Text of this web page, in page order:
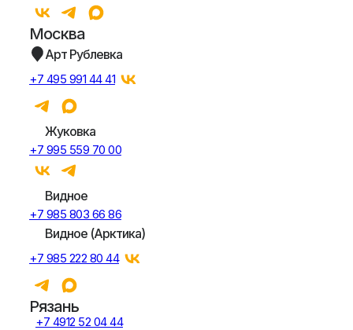
Москва
Арт Рублевка
+7 495 991 44 41
Жуковка
+7 995 559 70 00
Видное
+7 985 803 66 86
Видное (Арктика)
+7 985 222 80 44
Рязань
+7 4912 52 04 44